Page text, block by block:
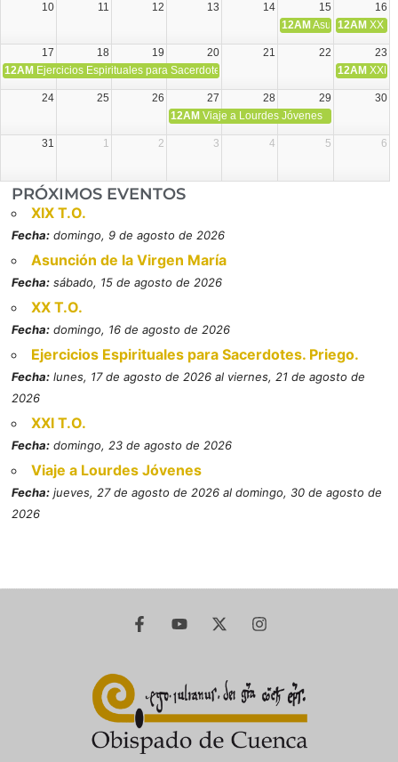
10 11 12 13 14 15
16
12AM Asunción de la
12AM XX
17 18 19 20 21 22
23
12AM Ejercicios Espirituales para Sacerdotes. Priego. 12AM XXI
24 25 26 27 28 29
30
12AM Viaje a Lourdes Jóvenes
31 1 2 3 4 5 6
PRÓXIMOS EVENTOS
XIX T.O.
Fecha: domingo, 9 de agosto de 2026
Asunción de la Virgen María
Fecha: sábado, 15 de agosto de 2026
XX T.O.
Fecha: domingo, 16 de agosto de 2026
Ejercicios Espirituales para Sacerdotes. Priego.
Fecha: lunes, 17 de agosto de 2026 al viernes, 21 de agosto de
2026
XXI T.O.
Fecha: domingo, 23 de agosto de 2026
Viaje a Lourdes Jóvenes
Fecha: jueves, 27 de agosto de 2026 al domingo, 30 de agosto de
2026